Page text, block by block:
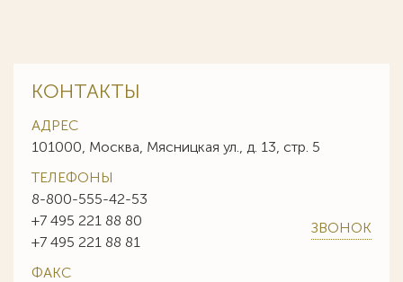
КОНТАКТЫ
АДРЕС
101000, Москва, Мясницкая ул., д. 13, стр. 5
ТЕЛЕФОНЫ
8-800-555-42-53
+7 495 221 88 80
+7 495 221 88 81
ЗВОНОК
ФАКС